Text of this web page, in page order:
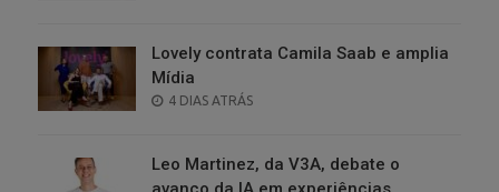
Lovely contrata Camila Saab e amplia
Mídia
POSTED
4 DIAS ATRÁS
Leo Martinez, da V3A, debate o